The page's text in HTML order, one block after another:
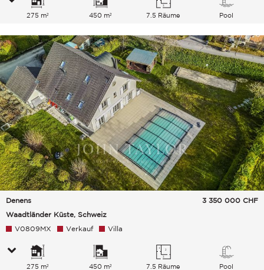
275 m² 450 m² 7.5 Räume Pool
Denens
Waadtländer Küste, Schweiz
3 350 000 CHF
V0809MX Verkauf Villa
275 m² 450 m² 7.5 Räume Pool